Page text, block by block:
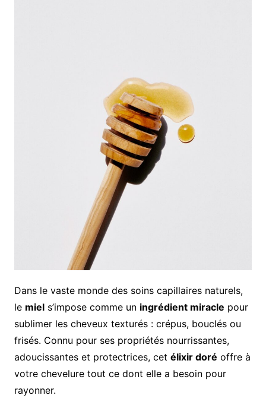
Dans le vaste monde des soins capillaires naturels,
le miels’impose comme un ingrédient miracle pour
sublimer les cheveux texturés : crépus, bouclés ou
frisés. Connu pour ses propriétés nourrissantes,
adoucissantes et protectrices, cet élixir doré offre à
votre chevelure tout ce dont elle a besoin pour
rayonner.